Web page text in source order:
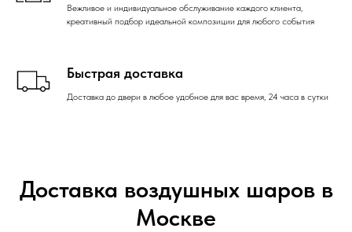
Вежливое и индивидуальное обслуживание каждого клиента,
креативный подбор идеальной композиции для любого события
Быстрая доставка
Доставка до двери в любое удобное для вас время, 24 часа в сутки
Доставка воздушных шаров в
Москве